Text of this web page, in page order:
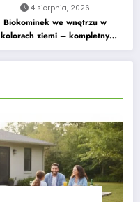
4 sierpnia, 2026
Biokominek we wnętrzu w
kolorach ziemi – kompletny
przewodnik